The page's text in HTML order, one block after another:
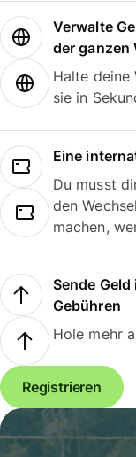
Verwalte
der ganzen
Halte deine
sie in
Eine
Du musst
den
machen,
Sende
Gebühren
Hole mehr
Registrieren